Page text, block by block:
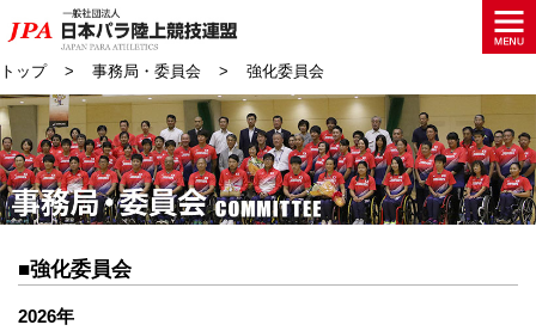
トップ 事務局・委員会 強化委員会
■強化委員会
2026年